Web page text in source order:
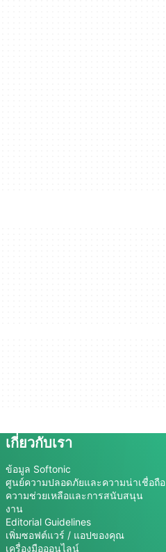
เกี่ยวกับเรา
ข้อมูล Softonic
ศูนย์ความปลอดภัยและความน่าเชื่อถือ
ความช่วยเหลือและการสนับสนุน
งาน
Editorial Guidelines
เพิ่มซอฟต์แวร์ / แอปของคุณ
เครื่องมือออนไลน์